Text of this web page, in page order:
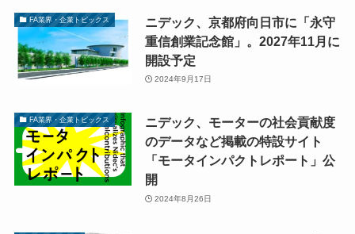
FA業界・企業トピックス
ニデック、京都府向日市に「永守
重信創業記念館」。2027年11月に
開設予定
2024年9月17日
FA業界・企業トピックス
ニデック、モーターの社会貢献度
のデータなど掲載の特設サイト
「モータインパクトレポート」公
開
2024年8月26日